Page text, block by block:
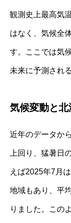
観測史上最高気
はなく、気候全
す。ここでは気
未来に予測され
気候変動と
近年のデータか
上回り、猛暑日
えば2025年7月
地域もあり、平
りました。この